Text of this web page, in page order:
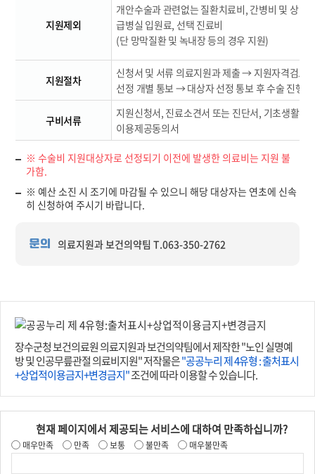
지원제외
개안수술과 관련없는 질환치료비, 간병비 및 상
급병실 입원료, 선택 진료비
(단 망막질환 및 녹내장 등의 경우 지원)
지원절차
신청서 및 서류 의료지원과 제출 → 지원자격검
선정 개별 통보 → 대상자 선정 통보 후 수술 진행
구비서류
지원신청서, 진료소견서 또는 진단서, 기초생활
이용제공동의서
※ 수술비 지원대상자로 선정되기 이전에 발생한 의료비는 지원 불
가함.
※ 예산 소진 시 조기에 마감될 수 있으니 해당 대상자는 연초에 신속
히 신청하여 주시기 바랍니다.
문의 의료지원과 보건의약팀 T.063-350-2762
장수군청 보건의료원 의료지원과 보건의약팀에서 제작한 "노인 실명예
방 및 인공무릎관절 의료비지원" 저작물은"공공누리 제 4유형 : 출처표시
+상업적이용금지+변경금지"조건에 따라 이용할 수 있습니다.
현재 페이지에서 제공되는 서비스에 대하여 만족하십니까?
매우만족 만족 보통 불만족 매우불만족